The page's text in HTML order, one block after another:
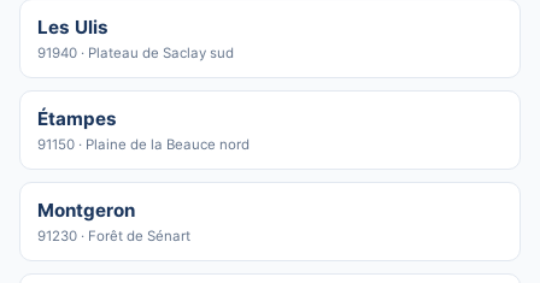
Les Ulis
91940 · Plateau de Saclay sud
Étampes
91150 · Plaine de la Beauce nord
Montgeron
91230 · Forêt de Sénart